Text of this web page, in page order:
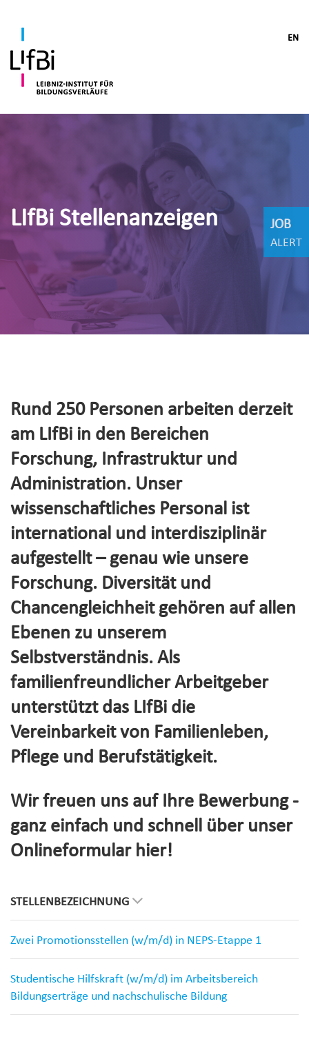
EN
LIfBi Stellenanzeigen
Rund 250 Personen arbeiten derzeit
am LIfBi in den Bereichen
Forschung, Infrastruktur und
Administration. Unser
wissenschaftliches Personal ist
international und interdisziplinär
aufgestellt – genau wie unsere
Forschung. Diversität und
Chancengleichheit gehören auf allen
Ebenen zu unserem
Selbstverständnis. Als
familienfreundlicher Arbeitgeber
unterstützt das LIfBi die
Vereinbarkeit von Familienleben,
Pflege und Berufstätigkeit.
Wir freuen uns auf Ihre Bewerbung -
ganz einfach und schnell über unser
Onlineformular hier!
STELLENBEZEICHNUNG
Zwei Promotionsstellen (w/m/d) in NEPS-Etappe 1
Studentische Hilfskraft (w/m/d) im Arbeitsbereich
Bildungserträge und nachschulische Bildung
JOB
ALERT